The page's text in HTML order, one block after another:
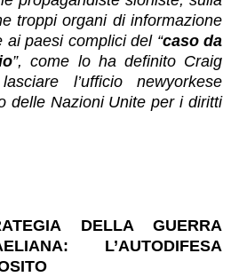
troppi organi di informazione
paesi complici del “caso da
”, come lo ha definito Craig
l’ufficio newyorkese
delle Nazioni Unite per i diritti
DELLA GUERRA
L’AUTODIFESA